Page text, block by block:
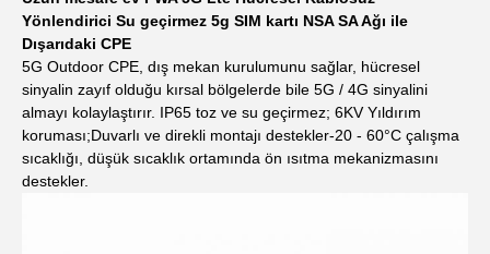
Yönlendirici Su geçirmez 5g SIM kartı NSA SA Ağı ile
Dışarıdaki CPE
5G Outdoor CPE, dış mekan kurulumunu sağlar, hücresel
sinyalin zayıf olduğu kırsal bölgelerde bile 5G / 4G sinyalini
almayı kolaylaştırır. IP65 toz ve su geçirmez; 6KV Yıldırım
koruması;Duvarlı ve direkli montajı destekler-20 - 60°C çalışma
sıcaklığı, düşük sıcaklık ortamında ön ısıtma mekanizmasını
destekler.